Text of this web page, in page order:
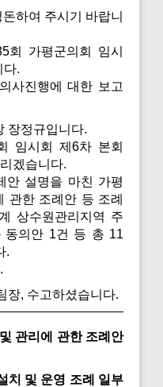
하여 주시기 바랍니
가평군의회 임시
다.
사진행에 대한 보고
장정규입니다.
임시회 제6차 본회
겠습니다.
안 설명을 마친 가평
관한 조례안 등 조례
상수원관리지역 주
동의안 1건 등 총 11
.
장, 수고하셨습니다.
관리에 관한 조례안
치 및 운영 조례 일부